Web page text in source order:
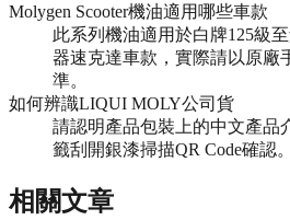
Molygen Scooter機油適用哪些車款
此系列機油適用於白牌125級
器速克達車款，實際請以原廠
準。
如何辨識LIQUI MOLY公司貨
請認明產品包裝上的中文產品
籤刮開銀漆掃描QR Code確認。
相關文章